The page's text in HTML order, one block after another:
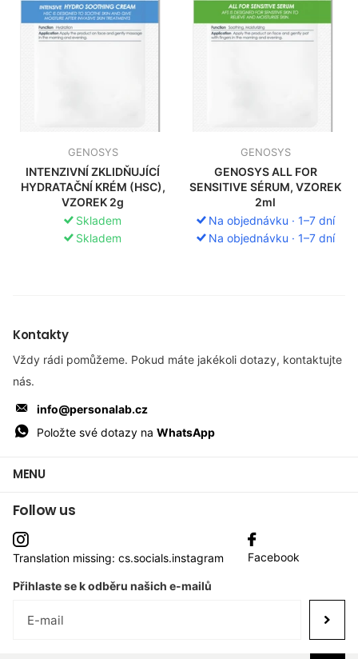
GENOSYS
INTENZIVNÍ ZKLIDŇUJÍCÍ
HYDRATAČNÍ KRÉM (HSC),
VZOREK 2g
Skladem
Skladem
GENOSYS
GENOSYS ALL FOR
SENSITIVE SÉRUM, VZOREK
2ml
Na objednávku · 1–7 dní
Na objednávku · 1–7 dní
Kontakty
Vždy rádi pomůžeme. Pokud máte jakékoli dotazy, kontaktujte
nás.
info@personalab.cz
Položte své dotazy naWhatsApp
MENU
Follow us
Translation missing: cs.socials.instagram Facebook
Přihlaste se k odběru našich e-mailů